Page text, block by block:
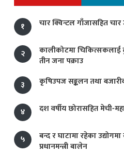
१ चार क्विन्टल गाँजासहित चार
२
कालीकोटमा चिकित्सकलाई
तीन जना पक्राउ
३
कृषिउपज सङ्कलन तथा
४ दश वर्षीय छोरासहित मेची-
५
बन्द र घाटामा रहेका
प्रधानमन्त्री बालेन